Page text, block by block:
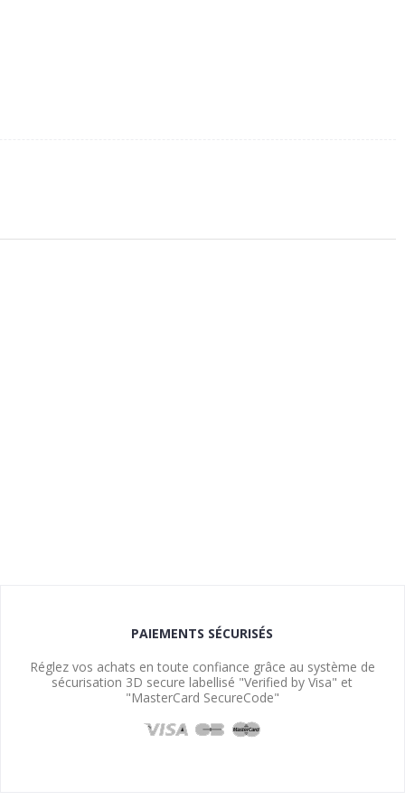
PAIEMENTS SÉCURISÉS
Réglez vos achats en toute confiance grâce au système de
sécurisation 3D secure labellisé "Verified by Visa" et
"MasterCard SecureCode"